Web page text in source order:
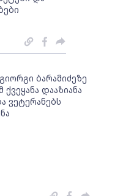
ბარამიძეზე
ქვეყანა დააზიანა
ვეტერანებს